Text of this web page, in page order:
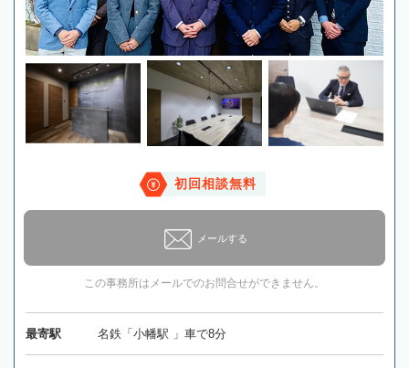
初回相談無料
メールする
この事務所はメールでのお問合せができません。
最寄駅 名鉄「小幡駅 」車で8分